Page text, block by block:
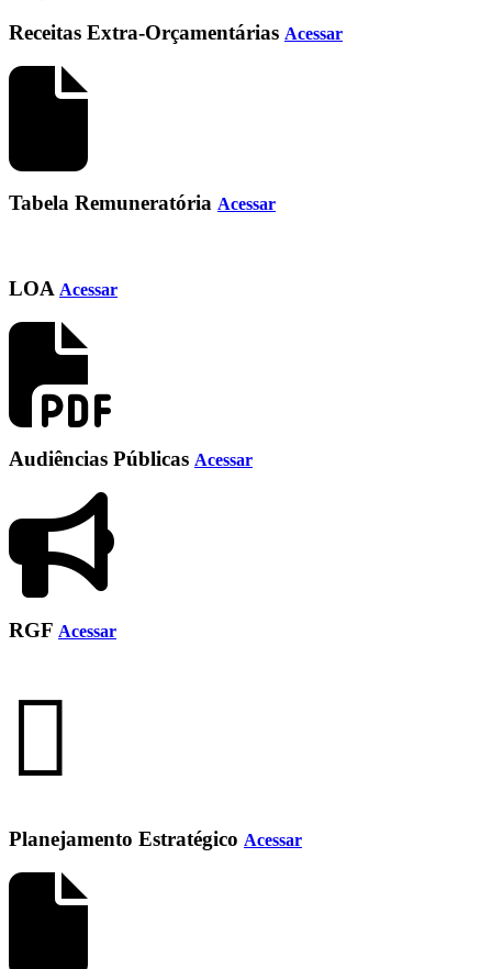
Receitas Extra-Orçamentárias Acessar
Tabela Remuneratória Acessar
LOA Acessar
Audiências Públicas Acessar
RGF Acessar
Planejamento Estratégico Acessar